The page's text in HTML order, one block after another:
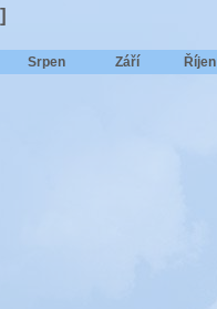
Srpen Září Říjen